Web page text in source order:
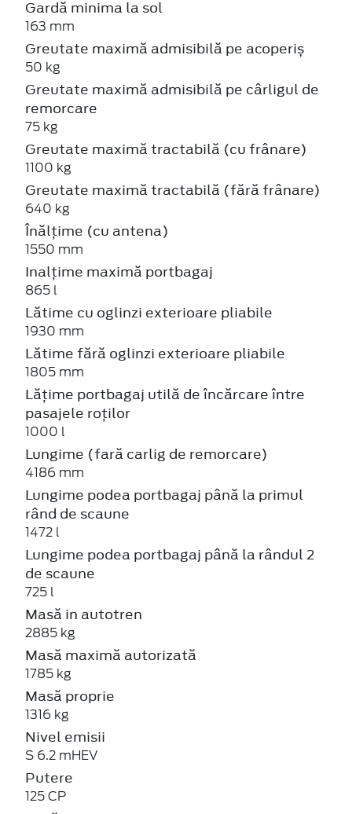
Gardă minima la sol
163 mm
Greutate maximă admisibilă pe acoperiș
50 kg
Greutate maximă admisibilă pe cârligul de
remorcare
75 kg
Greutate maximă tractabilă (cu frânare)
1100 kg
Greutate maximă tractabilă (fără frânare)
640 kg
Înălțime (cu antena)
1550 mm
Inalțime maximă portbagaj
865 l
Lătime cu oglinzi exterioare pliabile
1930 mm
Lătime fără oglinzi exterioare pliabile
1805 mm
Lățime portbagaj utilă de încărcare între
pasajele roților
1000 l
Lungime (fară carlig de remorcare)
4186 mm
Lungime podea portbagaj până la primul
rând de scaune
1472 l
Lungime podea portbagaj până la rândul 2
de scaune
725 l
Masă in autotren
2885 kg
Masă maximă autorizată
1785 kg
Masă proprie
1316 kg
Nivel emisii
S 6.2 mHEV
Putere
125 CP